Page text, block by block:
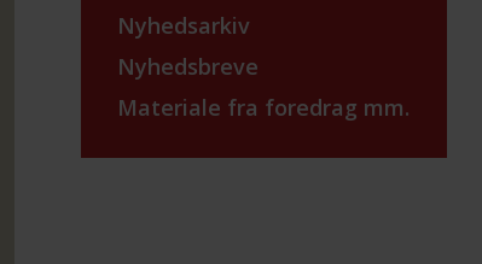
Nyhedsarkiv
Nyhedsbreve
Materiale fra foredrag mm.